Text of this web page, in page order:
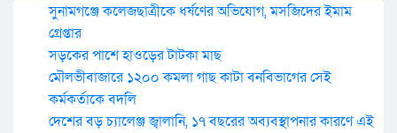
সুনামগঞ্জে কলেজছাত্রীকে ধর্ষণের অভিযোগ, মসজিদের ইমাম
গ্রেপ্তার
সড়কের পাশে হাওড়ের টাটকা মাছ
মৌলভীবাজারে ১২০০ কমলা গাছ কাটা বনবিভাগের সেই
কর্মকর্তাকে বদলি
দেশের বড় চ্যালেঞ্জ জ্বালানি, ১৭ বছরের অব্যবস্থাপনার কারণে এই